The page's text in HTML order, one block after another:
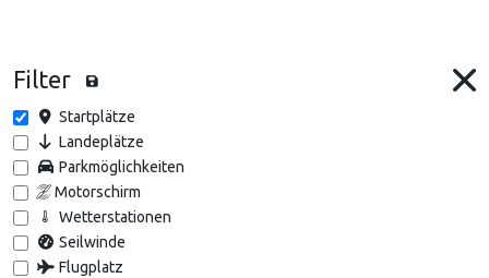
Filter
Startplätze
Landeplätze
Parkmöglichkeiten
Motorschirm
Wetterstationen
Seilwinde
Flugplatz